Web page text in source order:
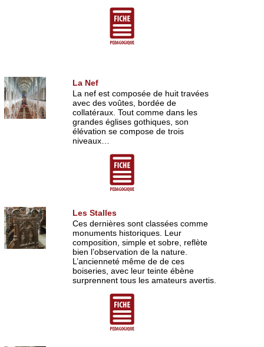
La Nef
La nef est composée de huit travées
avec des voûtes, bordée de
collatéraux. Tout comme dans les
grandes églises gothiques, son
élévation se compose de trois
niveaux…
Les Stalles
Ces dernières sont classées comme
monuments historiques. Leur
composition, simple et sobre, reflète
bien l’observation de la nature.
L’ancienneté même de de ces
boiseries, avec leur teinte ébène
surprennent tous les amateurs avertis.